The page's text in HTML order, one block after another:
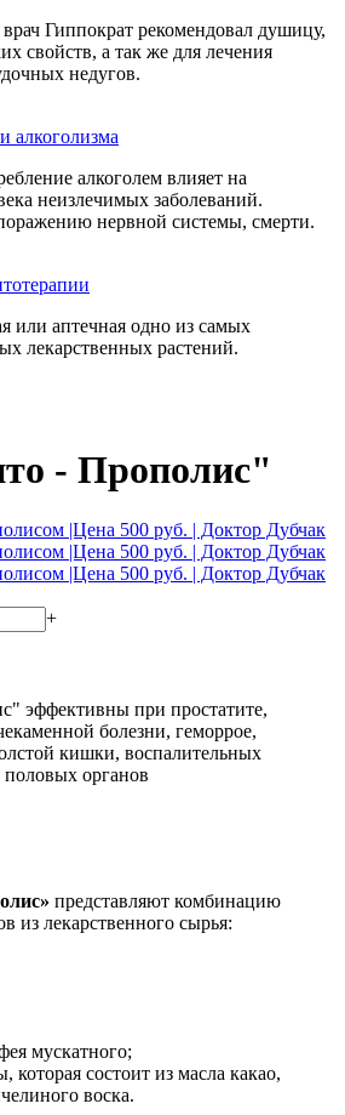
Гиппократ рекомендовал душицу,
свойств, а так же для лечения
недугов.
алкоголизма
алкоголем влияет на
неизлечимых заболеваний.
нервной системы, смерти.
или аптечная одно из самых
лекарственных растений.
- Прополис"
+
эффективны при простатите,
болезни, геморрое,
кишки, воспалительных
половых органов
представляют комбинацию
из лекарственного сырья:
мускатного;
состоит из масла какао,
воска.